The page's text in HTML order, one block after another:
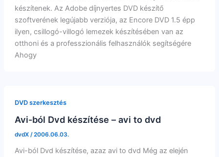
készítenek. Az Adobe díjnyertes DVD készítő
szoftverének legújabb verziója, az Encore DVD 1.5 épp
ilyen, csillogó-villogó lemezek készítésében van az
otthoni és a professzionális felhasználók segítségére
Ahogy
DVD szerkesztés
Avi-ból Dvd készítése – avi to dvd
dvdX /2006.06.03.
Avi-ból Dvd készítése, azaz avi to dvd Még az elején